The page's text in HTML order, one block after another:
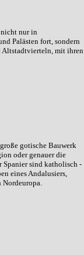
nicht nur in
Palästen fort, sondern
Altstadtvierteln, mit ihren
gotische Bauwerk
oder genauer die
Spanier sind katholisch -
eines Andalusiers,
Nordeuropa.